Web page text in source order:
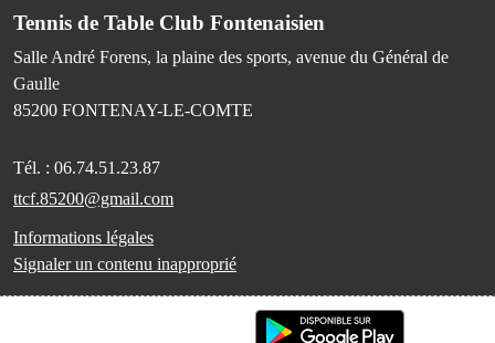
Tennis de Table Club Fontenaisien
Salle André Forens, la plaine des sports, avenue du Général de
Gaulle
85200 FONTENAY-LE-COMTE
Tél. : 06.74.51.23.87
ttcf.85200@gmail.com
Informations légales
Signaler un contenu inapproprié